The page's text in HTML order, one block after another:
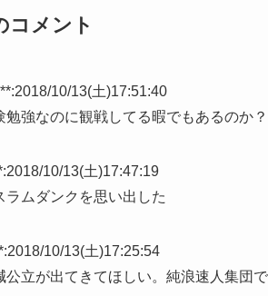
コメント
:2018/10/13(土)17:51:40
勉強なのに観戦してる暇でもあるのか
:2018/10/13(土)17:47:19
ラムダンクを思い出した
:2018/10/13(土)17:25:54
公立が出てきてほしい。純浪速人集団